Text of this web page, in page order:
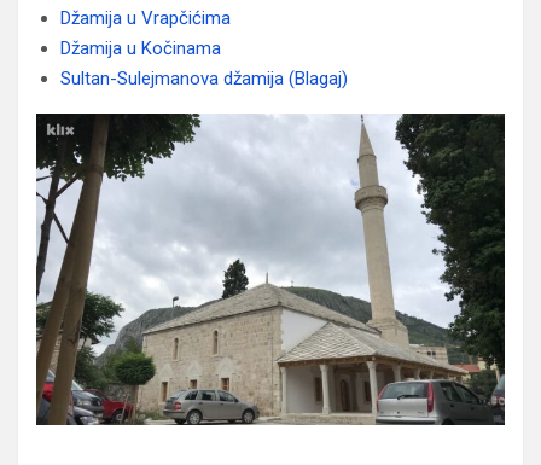
Džamija u Vrapčićima
Džamija u Kočinama
Sultan-Sulejmanova džamija (Blagaj)